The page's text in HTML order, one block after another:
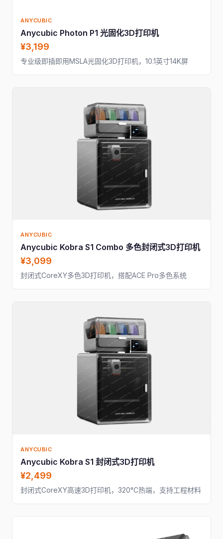
ANYCUBIC
Anycubic Photon P1 光固化3D打印机
¥3,199
专业级即插即用MSLA光固化3D打印机，10.1英寸14K屏
ANYCUBIC
Anycubic Kobra S1 Combo 多色封闭式3D打印机
¥3,099
封闭式CoreXY多色3D打印机，搭配ACE Pro多色系统
ANYCUBIC
Anycubic Kobra S1 封闭式3D打印机
¥2,499
封闭式CoreXY高速3D打印机，320°C热端，支持工程材料